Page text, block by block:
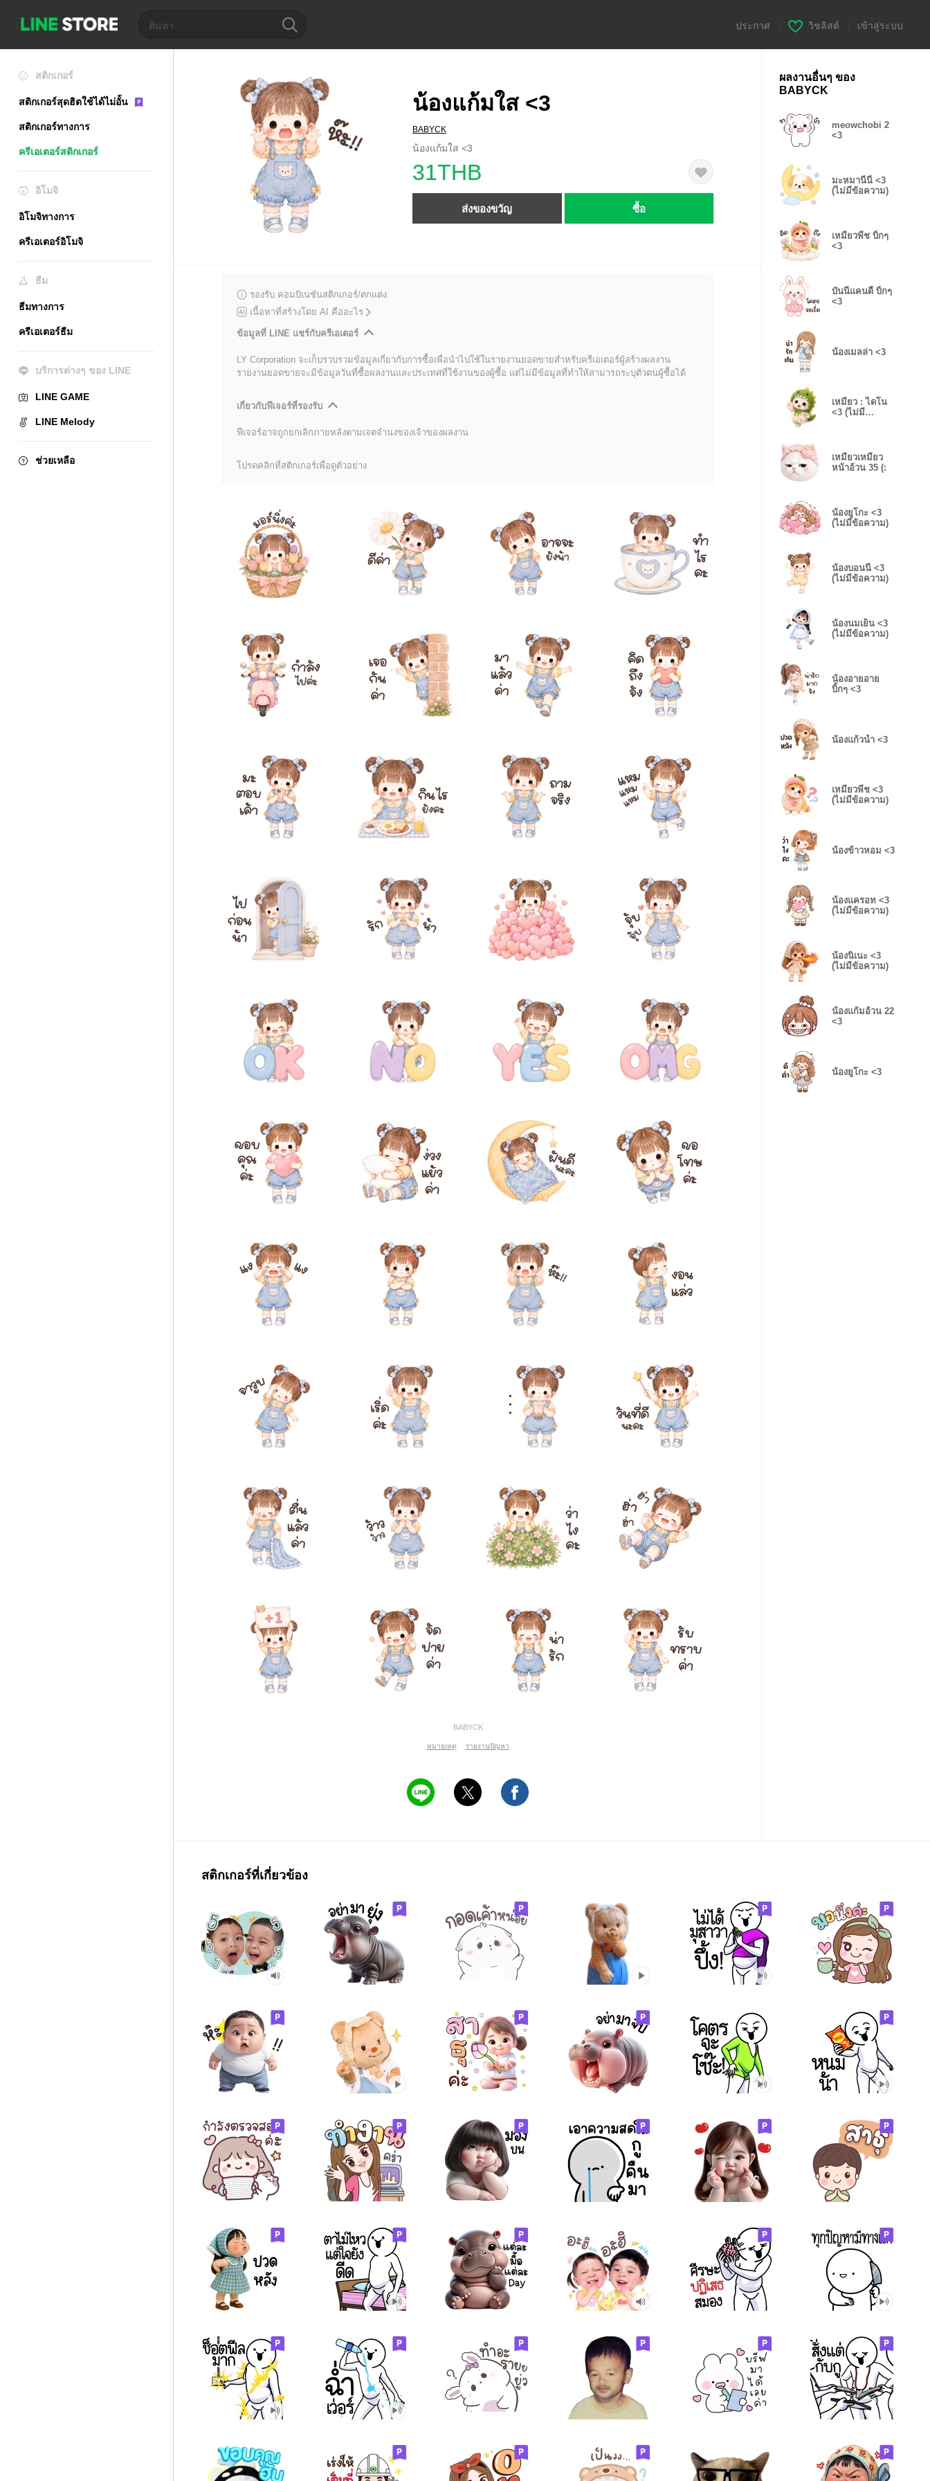
ประกาศ วิชลิสต์ เข้าสู่ระบบ
สติกเกอร์
สติกเกอร์สุดฮิตใช้ได้ไม่อั้น
สติกเกอร์ทางการ
ครีเอเตอร์สติกเกอร์
อิโมจิ
อิโมจิทางการ
ครีเอเตอร์อิโมจิ
ธีม
ธีมทางการ
ครีเอเตอร์ธีม
บริการต่างๆ ของ LINE
LINE GAME
LINE Melody
ช่วยเหลือ
น้องแก้มใส <3
BABYCK
น้องแก้มใส <3
31THB
ส่งของขวัญ ซื้อ
รองรับ คอมบิเนชันสติกเกอร์/ตกแต่ง
เนื้อหาที่สร้างโดย AI คืออะไร
ข้อมูลที่ LINE แชร์กับครีเอเตอร์
LY Corporation จะเก็บรวบรวมข้อมูลเกี่ยวกับการซื้อเพื่อนำไปใช้ในรายงานยอดขายสำหรับครีเอเตอร์ผู้สร้างผลงาน
รายงานยอดขายจะมีข้อมูลวันที่ซื้อผลงานและประเทศที่ใช้งานของผู้ซื้อ แต่ไม่มีข้อมูลที่ทำให้สามารถระบุตัวตนผู้ซื้อได้
เกี่ยวกับฟีเจอร์ที่รองรับ
ฟีเจอร์อาจถูกยกเลิกภายหลังตามเจตจำนงของเจ้าของผลงาน
โปรดคลิกที่สติกเกอร์เพื่อดูตัวอย่าง
BABYCK
หมายเหตุ รายงานปัญหา
ผลงานอื่นๆ ของ
BABYCK
meowchobi 2
<3
มะหมานีนี่ <3
(ไม่มีข้อความ)
เหมียวพีช บิ้กๆ
<3
บันนี่แคนดี้ บิ้กๆ
<3
น้องเมลล่า <3
เหมียว : ไดโน
<3 (ไม่มี
เหมียวเหมียว
หน้าอ้วน 35 (:
น้องยูโกะ <3
(ไม่มีข้อความ)
น้องบอนนี่ <3
(ไม่มีข้อความ)
น้องนมเย็น <3
(ไม่มีข้อความ)
น้องอายอาย
บิ้กๆ <3
น้องแก้วน้ำ <3
เหมียวพีช <3
(ไม่มีข้อความ)
น้องข้าวหอม <3
น้องแครอท <3
(ไม่มีข้อความ)
น้องนิเนะ <3
(ไม่มีข้อความ)
น้องแก้มอ้วน 22
<3
น้องยูโกะ <3
สติกเกอร์ที่เกี่ยวข้อง